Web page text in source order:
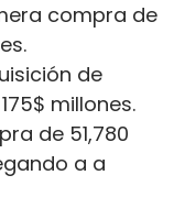
compra de
de
millones.
de 51,780
a a